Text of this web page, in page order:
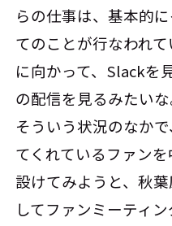
らの仕事は、基本的
てのことが行なわれ
に向かって、Slackを
の配信を見るみたい
そういう状況のなか
てくれているファン
設けてみようと、秋
してファンミーティン